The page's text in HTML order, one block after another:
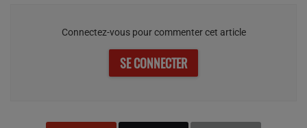
Connectez-vous pour commenter cet article
SE CONNECTER